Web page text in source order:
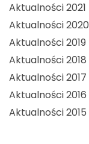
Aktualności 2021
Aktualności 2020
Aktualności 2019
Aktualności 2018
Aktualności 2017
Aktualności 2016
Aktualności 2015